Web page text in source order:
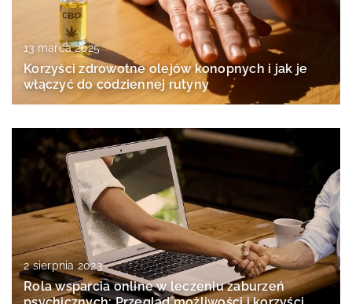
13 marca 2025
Korzyści zdrowotne olejów konopnych i jak je
włączyć do codziennej rutyny
2 sierpnia 2023
Rola wsparcia online w leczeniu zaburzeń